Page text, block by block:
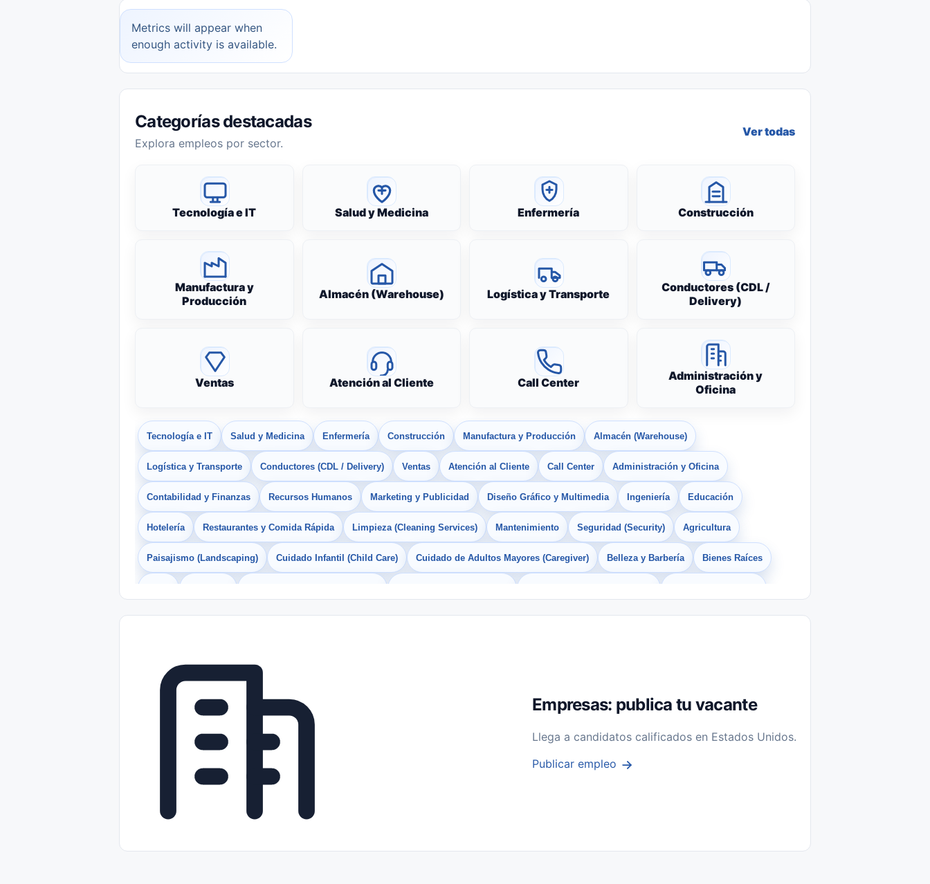
Metrics will appear when
enough activity is available.
Categorías destacadas
Explora empleos por sector.
Ver todas
Tecnología e IT Salud y Medicina Enfermería Construcción
Manufactura y
Producción
Almacén (Warehouse) Logística y Transporte
Conductores (CDL /
Delivery)
Ventas Atención al Cliente Call Center
Administración y
Oficina
Tecnología e IT Salud y Medicina Enfermería Construcción Manufactura y Producción Almacén (Warehouse)
Logística y Transporte Conductores (CDL / Delivery) Ventas Atención al Cliente Call Center Administración y Oficina
Contabilidad y Finanzas Recursos Humanos Marketing y Publicidad Diseño Gráfico y Multimedia Ingeniería Educación
Hotelería Restaurantes y Comida Rápida Limpieza (Cleaning Services) Mantenimiento Seguridad (Security) Agricultura
Paisajismo (Landscaping) Cuidado Infantil (Child Care) Cuidado de Adultos Mayores (Caregiver) Belleza y Barbería Bienes Raíces
Freelance Prácticas (Internships) Empleos para Estudiantes Empleos Bilingües (English/Spanish) Sin Experiencia
Telecomunicaciones
Empresas: publica tu vacante
Llega a candidatos calificados en Estados Unidos.
Publicar empleo